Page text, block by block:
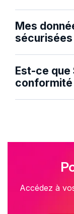
Mes
sécurisées
Est-ce que
conformité
Accédez à